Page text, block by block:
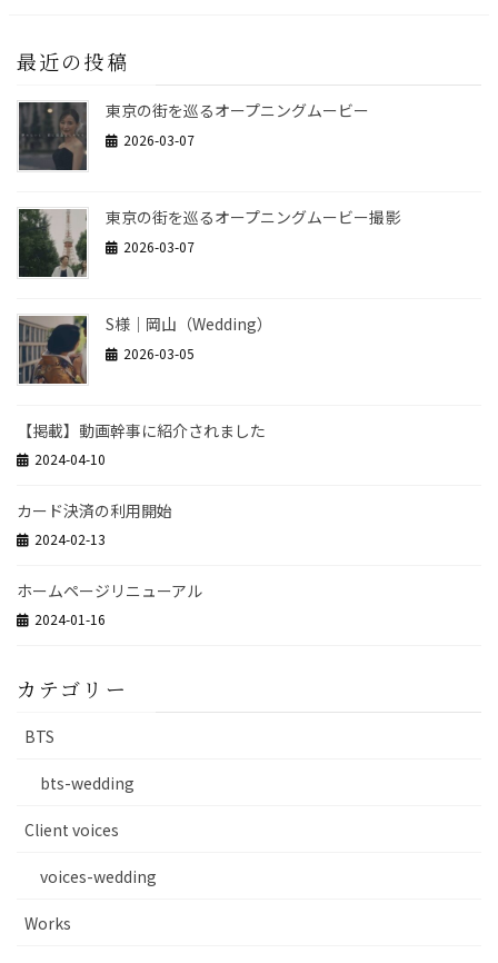
最近の投稿
東京の街を巡るオープニングムービー
2026-03-07
東京の街を巡るオープニングムービー撮影
2026-03-07
S様｜岡山（Wedding）
2026-03-05
【掲載】動画幹事に紹介されました
2024-04-10
カード決済の利用開始
2024-02-13
ホームページリニューアル
2024-01-16
カテゴリー
BTS
bts-wedding
Client voices
voices-wedding
Works